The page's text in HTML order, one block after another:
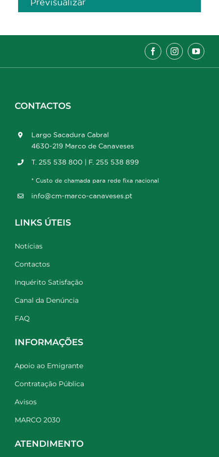
Previsualizar
CONTACTOS
Largo Sacadura Cabral
4630-219 Marco de Canaveses
T. 255 538 800 | F. 255 538 899
* Custo de chamada para rede fixa nacional
info@cm-marco-canaveses.pt
LINKS ÚTEIS
Notícias
Contactos
Inquérito Satisfação
Canal da Denúncia
FAQ
INFORMAÇÕES
Apoio ao Emigrante
Contratação Pública
Avisos
MARCO 2030
ATENDIMENTO